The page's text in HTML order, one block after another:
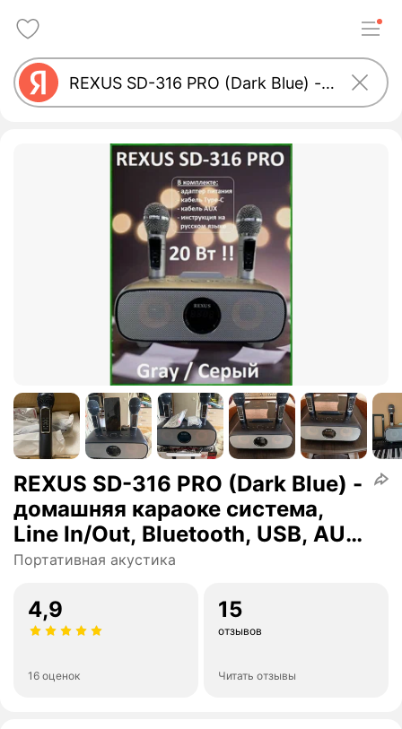
REXUS SD-316 PRO (Dark Blue) -
домашняя караоке система,
Line In/Out, Bluetooth, USB, AUX,
аплодиcменты
Портативная акустика
4,9
16 оценок
15
отзывов
Читать отзывы